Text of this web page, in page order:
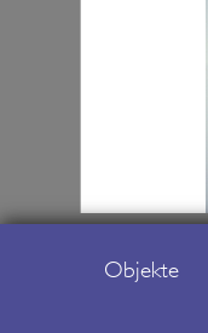
Objekte